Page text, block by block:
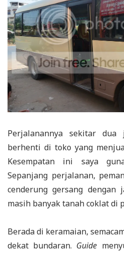
Perjalanannya sekitar
berhenti di toko yang
Kesempatan ini saya
Sepanjang perjalanan,
cenderung gersang dengan
masih banyak tanah coklat di
Berada di keramaian,
dekat bundaran. Guide